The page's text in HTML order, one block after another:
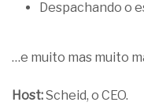
Despachando o
…e muito mas muito
Host:Scheid, o CEO.